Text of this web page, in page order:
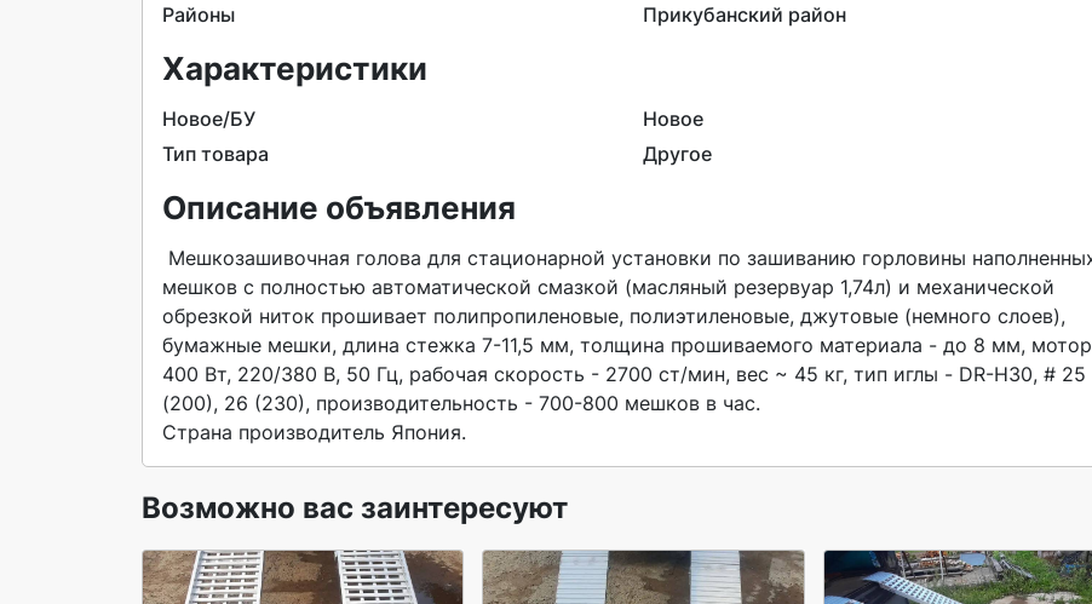
Районы
Прикубанский район
Характеристики
Новое/БУ
Новое
Тип товара
Другое
Описание объявления
мешков с полностью автоматической смазкой (масляный резервуар 1,74л) и механической
обрезкой ниток прошивает полипропиленовые, полиэтиленовые, джутовые (немного слоев),
бумажные мешки, длина стежка 7-11,5 мм, толщина прошиваемого материала - до 8 мм, мотор
400 Вт, 220/380 В, 50 Гц, рабочая скорость - 2700 ст/мин, вес ~ 45 кг, тип иглы - DR-H30, # 25
(200), 26 (230), производительность - 700-800 мешков в час.
Страна производитель Япония.
Возможно вас заинтересуют